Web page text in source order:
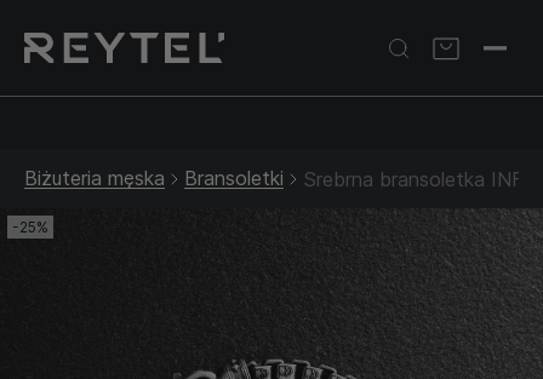
Złota biżuteria: –30% | Do 31.08
Biżuteria męska Bransoletki Srebrna bransoletka
-25%